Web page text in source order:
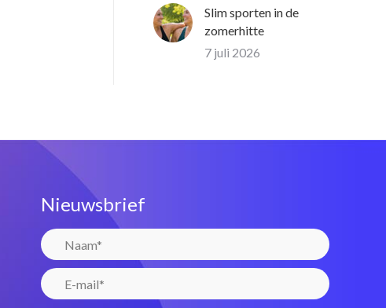
Slim sporten in de
zomerhitte
7 juli 2026
Nieuwsbrief